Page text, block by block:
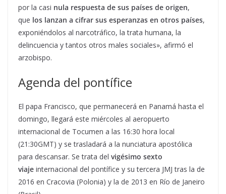
por la casi nula respuesta de sus países de origen,
que los lanzan a cifrar sus esperanzas en otros países,
exponiéndolos al narcotráfico, la trata humana, la
delincuencia y tantos otros males sociales», afirmó el
arzobispo.
Agenda del pontífice
El papa Francisco, que permanecerá en Panamá hasta el
domingo, llegará este miércoles al aeropuerto
internacional de Tocumen a las 16:30 hora local
(21:30GMT) y se trasladará a la nunciatura apostólica
para descansar. Se trata del vigésimo sexto
viaje internacional del pontífice y su tercera JMJ tras la de
2016 en Cracovia (Polonia) y la de 2013 en Río de Janeiro